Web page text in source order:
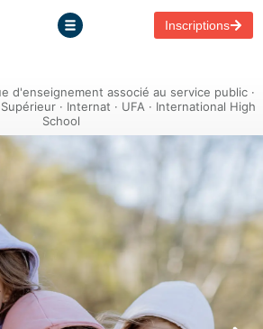
Inscriptions
d'enseignement associé au service public ·
· Internat · UFA · International High
School